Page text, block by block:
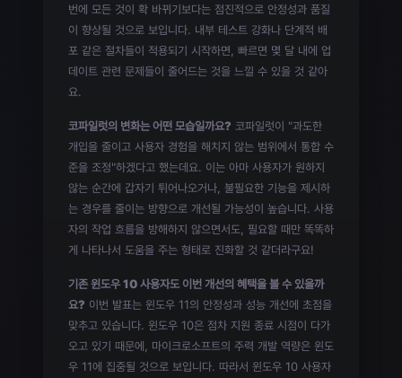
번에 모든 것이 확 바뀌기보다는 점진적으로 안정성과 품질
이 향상될 것으로 보입니다. 내부 테스트 강화나 단계적 배
포 같은 절차들이 적용되기 시작하면, 빠르면 몇 달 내에 업
데이트 관련 문제들이 줄어드는 것을 느낄 수 있을 것 같아
요.
코파일럿의 변화는 어떤 모습일까요? 코파일럿이 "과도한
개입을 줄이고 사용자 경험을 해치지 않는 범위에서 통합 수
준을 조정"하겠다고 했는데요. 이는 아마 사용자가 원하지
않는 순간에 갑자기 튀어나오거나, 불필요한 기능을 제시하
는 경우를 줄이는 방향으로 개선될 가능성이 높습니다. 사용
자의 작업 흐름을 방해하지 않으면서도, 필요할 때만 똑똑하
게 나타나서 도움을 주는 형태로 진화할 것 같더라구요!
기존 윈도우 10 사용자도 이번 개선의 혜택을 볼 수 있을까
요? 이번 발표는 윈도우 11의 안정성과 성능 개선에 초점을
맞추고 있습니다. 윈도우 10은 점차 지원 종료 시점이 다가
오고 있기 때문에, 마이크로소프트의 주력 개발 역량은 윈도
우 11에 집중될 것으로 보입니다. 따라서 윈도우 10 사용자